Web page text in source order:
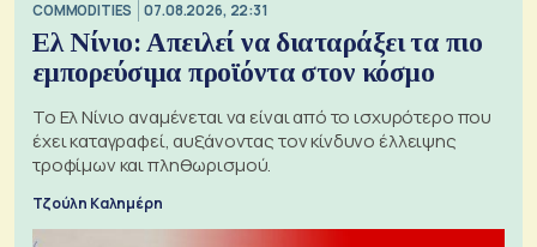
COMMODITIES 07.08.2026, 22:31
Ελ Νίνιο: Απειλεί να διαταράξει τα πιο
εμπορεύσιμα προϊόντα στον κόσμο
Το Ελ Νίνιο αναμένεται να είναι από το ισχυρότερο που
έχει καταγραφεί, αυξάνοντας τον κίνδυνο έλλειψης
τροφίμων και πληθωρισμού.
Τζούλη Καλημέρη